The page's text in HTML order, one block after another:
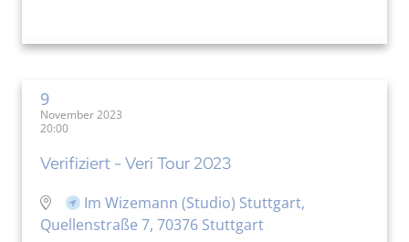
9
November 2023
20:00
Verifiziert - Veri Tour 2023
Im Wizemann (Studio) Stuttgart,
Quellenstraße 7, 70376 Stuttgart